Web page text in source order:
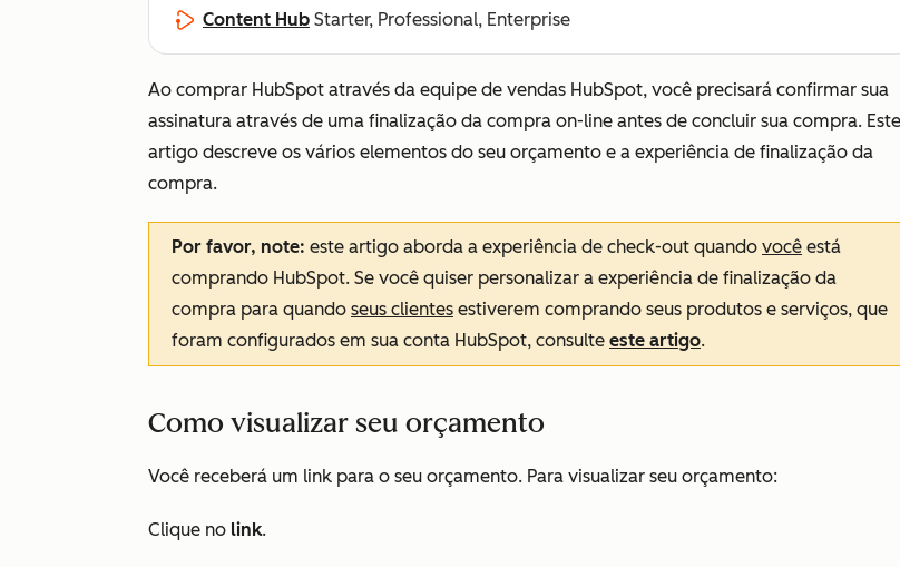
Content Hub Starter, Professional, Enterprise
Ao comprar HubSpot através da equipe de vendas HubSpot, você precisará confirmar sua
assinatura através de uma finalização da compra on-line antes de concluir sua compra. Este
artigo descreve os vários elementos do seu orçamento e a experiência de finalização da
compra.
Por favor, note: este artigo aborda a experiência de check-out quando você está
comprando HubSpot. Se você quiser personalizar a experiência de finalização da
compra para quando seus clientes estiverem comprando seus produtos e serviços, que
foram configurados em sua conta HubSpot, consulte este artigo.
Como visualizar seu orçamento
Você receberá um link para o seu orçamento. Para visualizar seu orçamento:
Clique no link.